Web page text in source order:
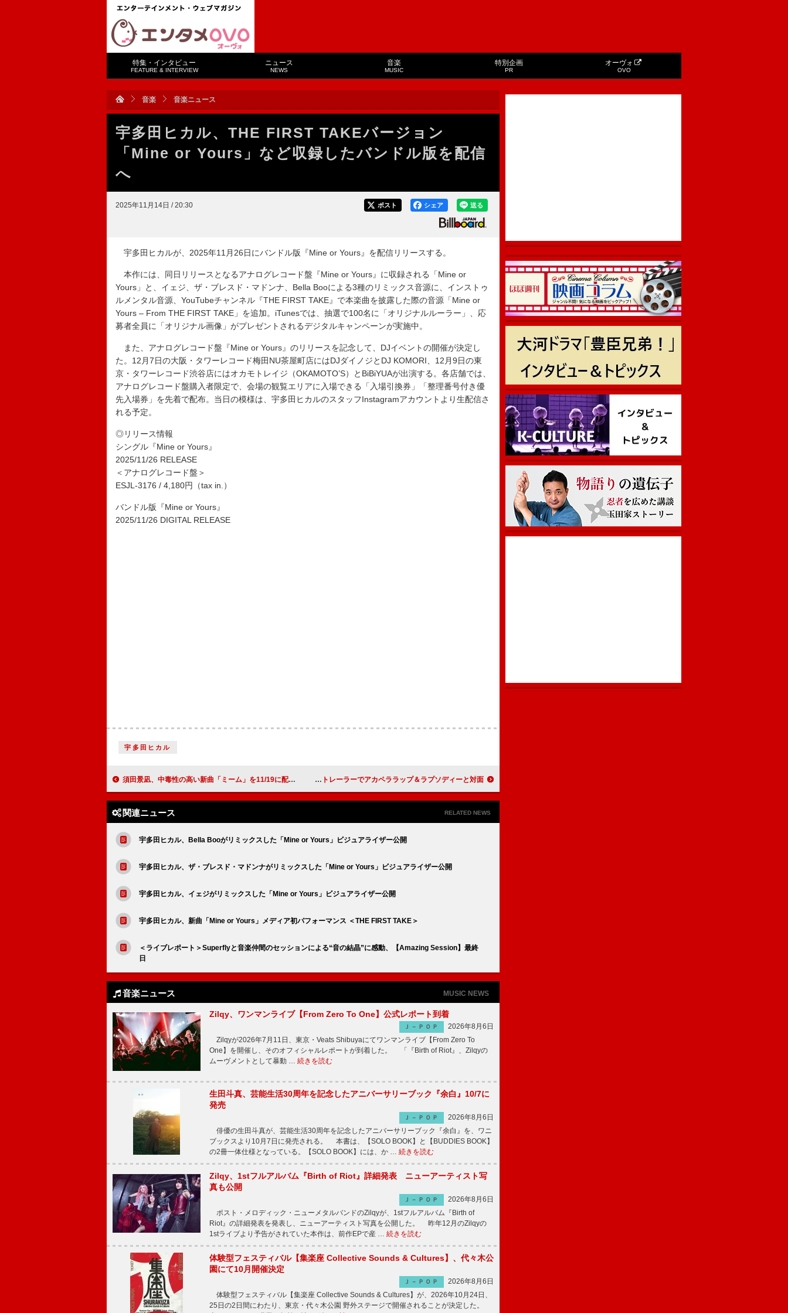
特集・インタビュー
FEATURE & INTERVIEW
ニュース
NEWS
音楽
MUSIC
特別企画
PR
オーヴォ
OVO
音楽 音楽ニュース
宇多田ヒカル、THE FIRST TAKEバージョン
「Mine or Yours」など収録したバンドル版を配信
へ
2025年11月14日 / 20:30 送る
シェア
ポスト
宇多田ヒカルが、2025年11月26日にバンドル版『Mine or Yours』を配信リリースする。
本作には、同日リリースとなるアナログレコード盤『Mine or Yours』に収録される「Mine or
Yours」と、イェジ、ザ・ブレスド・マドンナ、Bella Booによる3種のリミックス音源に、インストゥ
ルメンタル音源、YouTubeチャンネル『THE FIRST TAKE』で本楽曲を披露した際の音源「Mine or
Yours – From THE FIRST TAKE」を追加。iTunesでは、抽選で100名に「オリジナルルーラー」、応
募者全員に「オリジナル画像」がプレゼントされるデジタルキャンペーンが実施中。
また、アナログレコード盤『Mine or Yours』のリリースを記念して、DJイベントの開催が決定し
た。12月7日の大阪・タワーレコード梅田NU茶屋町店にはDJダイノジとDJ KOMORI、12月9日の東
京・タワーレコード渋谷店にはオカモトレイジ（OKAMOTO’S）とBiBiYUAが出演する。各店舗では、
アナログレコード盤購入者限定で、会場の観覧エリアに入場できる「入場引換券」「整理番号付き優
先入場券」を先着で配布。当日の模様は、宇多田ヒカルのスタッフInstagramアカウントより生配信さ
れる予定。
◎リリース情報
シングル『Mine or Yours』
2025/11/26 RELEASE
＜アナログレコード盤＞
ESJL-3176 / 4,180円（tax in.）
バンドル版『Mine or Yours』
2025/11/26 DIGITAL RELEASE
宇多田ヒカル
須田景凪、中毒性の高い新曲「ミーム」を11/19に配信リリース JURIN（XG）、ソロデビュー曲「PS118」トレーラーでアカペララップ＆ラプソディーと対面
関連ニュース RELATED NEWS
宇多田ヒカル、Bella Booがリミックスした「Mine or Yours」ビジュアライザー公開
宇多田ヒカル、ザ・ブレスド・マドンナがリミックスした「Mine or Yours」ビジュアライザー公開
宇多田ヒカル、イェジがリミックスした「Mine or Yours」ビジュアライザー公開
宇多田ヒカル、新曲「Mine or Yours」メディア初パフォーマンス ＜THE FIRST TAKE＞
＜ライブレポート＞Superflyと音楽仲間のセッションによる“音の結晶”に感動、【Amazing Session】最終
日
音楽ニュース MUSIC NEWS
Zilqy、ワンマンライブ【From Zero To One】公式レポート到着
Ｊ－ＰＯＰ
2026年8月6日
Zilqyが2026年7月11日、東京・Veats Shibuyaにてワンマンライブ【From Zero To
One】を開催し、そのオフィシャルレポートが到着した。 「『Birth of Riot』、Zilqyの
ムーヴメントとして暴動 … 続きを読む
生田斗真、芸能生活30周年を記念したアニバーサリーブック『余白』10/7に
発売
Ｊ－ＰＯＰ
2026年8月6日
俳優の生田斗真が、芸能生活30周年を記念したアニバーサリーブック『余白』を、ワニ
ブックスより10月7日に発売される。 本書は、【SOLO BOOK】と【BUDDIES BOOK】
の2冊一体仕様となっている。【SOLO BOOK】には、か … 続きを読む
Zilqy、1stフルアルバム『Birth of Riot』詳細発表 ニューアーティスト写
真も公開
Ｊ－ＰＯＰ
2026年8月6日
ポスト・メロディック・ニューメタルバンドのZilqyが、1stフルアルバム『Birth of
Riot』の詳細発表を発表し、ニューアーティスト写真を公開した。 昨年12月のZilqyの
1stライブより予告がされていた本作は、前作EPで産 … 続きを読む
体験型フェスティバル【集楽座 Collective Sounds & Cultures】、代々木公
園にて10月開催決定
Ｊ－ＰＯＰ
2026年8月6日
体験型フェスティバル【集楽座 Collective Sounds & Cultures】が、2026年10月24日、
25日の2日間にわたり、東京・代々木公園 野外ステージで開催されることが決定した。